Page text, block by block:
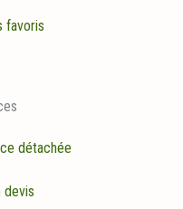
favoris
détachée
devis